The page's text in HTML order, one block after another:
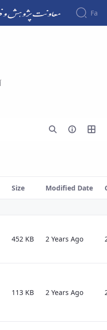
Fa
آیین نامه های
Size Modified Date
452 KB 2 Years Ago
113 KB 2 Years Ago